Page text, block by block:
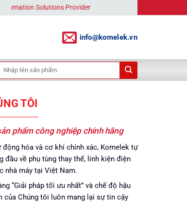
Solutions Provider
info@komelek.vn
kiếm:
TÔI
phẩm công nghiệp chính hãng
hóa và cơ khí chính xác, Komelek tự
đầu về phụ tùng thay thế, linh kiện điện
nhà máy tại Việt Nam.
“Giải pháp tối ưu nhất” và chế độ hậu
của Chúng tôi luôn mang lại sự tin cậy